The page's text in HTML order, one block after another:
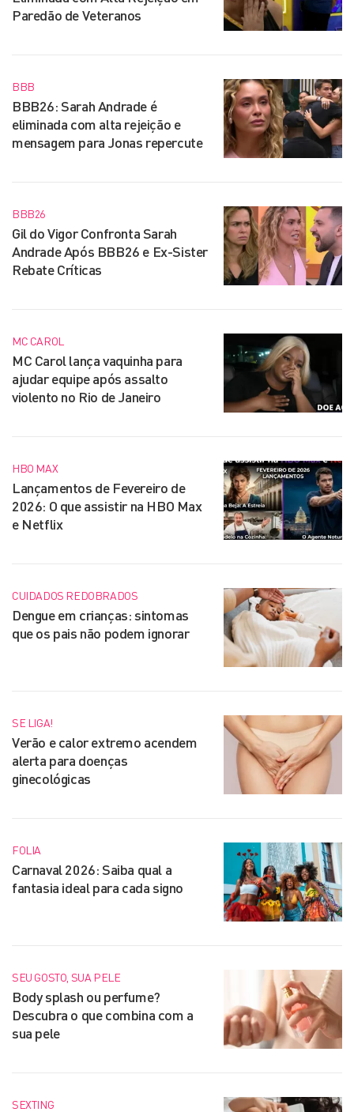
Paredão de Veteranos
BBB
BBB26: Sarah Andrade é
eliminada com alta rejeição e
mensagem para Jonas repercute
BBB26
Gil do Vigor Confronta Sarah
Andrade Após BBB26 e Ex-Sister
Rebate Críticas
MC CAROL
MC Carol lança vaquinha para
ajudar equipe após assalto
violento no Rio de Janeiro
HBO MAX
Lançamentos de Fevereiro de
2026: O que assistir na HBO Max
e Netflix
CUIDADOS REDOBRADOS
Dengue em crianças: sintomas
que os pais não podem ignorar
SE LIGA!
Verão e calor extremo acendem
alerta para doenças
ginecológicas
FOLIA
Carnaval 2026: Saiba qual a
fantasia ideal para cada signo
SEU GOSTO, SUA PELE
Body splash ou perfume?
Descubra o que combina com a
sua pele
SEXTING